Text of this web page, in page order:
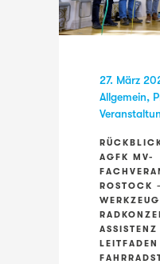
27. März
Allgemein,
AGFK MV-
ROSTOCK
LEITFADEN